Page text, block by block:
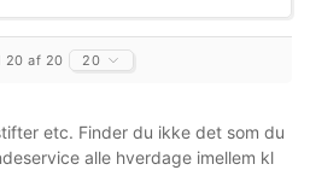
20 af 20 20
etc. Finder du ikke det som du
alle hverdage imellem kl